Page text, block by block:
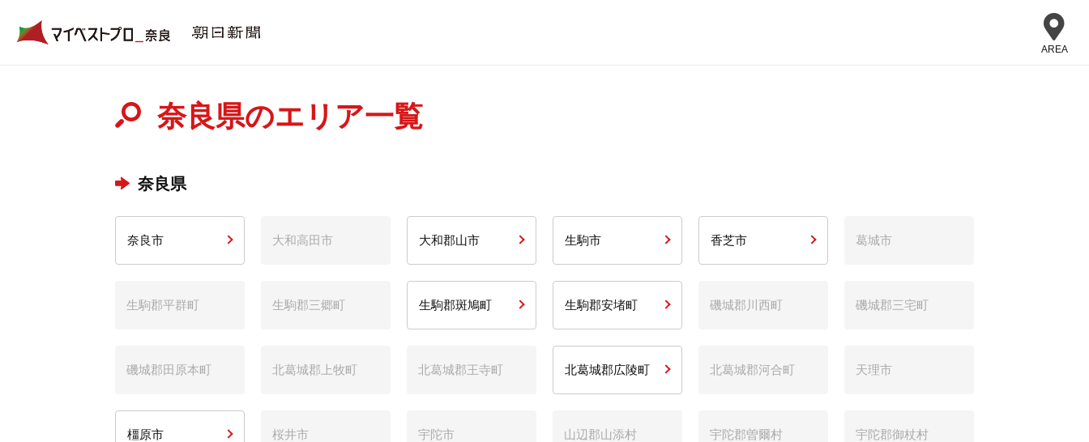
AREA
奈良県のエリア一覧
奈良県
奈良市 大和高田市 大和郡山市 生駒市 香芝市 葛城市
生駒郡平群町 生駒郡三郷町 生駒郡斑鳩町 生駒郡安堵町 磯城郡川西町 磯城郡三宅町
磯城郡田原本町 北葛城郡上牧町 北葛城郡王寺町 北葛城郡広陵町 北葛城郡河合町 天理市
橿原市 桜井市 宇陀市 山辺郡山添村 宇陀郡曽爾村 宇陀郡御杖村